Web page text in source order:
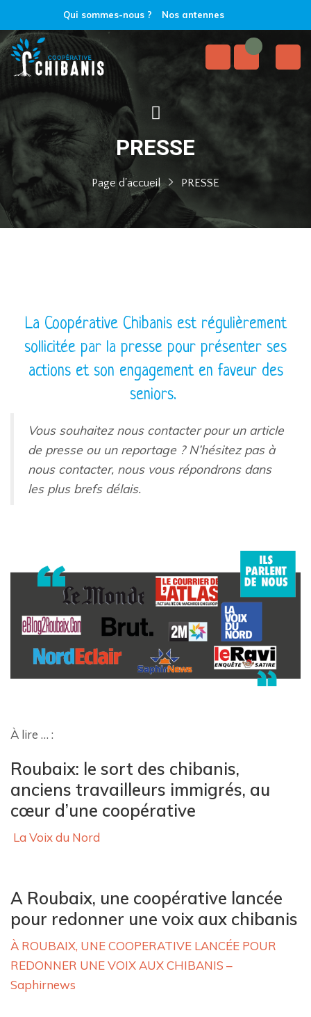
Qui sommes-nous ? Nos antennes
PRESSE
Page d'accueil PRESSE
La Coopérative Chibanis est régulièrement
sollicitée par la presse pour présenter ses
actions et son engagement en faveur des
seniors.
Vous souhaitez nous contacter pour un article
de presse ou un reportage ? N’hésitez pas à
nous contacter, nous vous répondrons dans
les plus brefs délais.
À lire … :
Roubaix: le sort des chibanis,
anciens travailleurs immigrés, au
cœur d’une coopérative
La Voix du Nord
A Roubaix, une coopérative lancée
pour redonner une voix aux chibanis
À ROUBAIX, UNE COOPERATIVE LANCÉE POUR
REDONNER UNE VOIX AUX CHIBANIS –
Saphirnews